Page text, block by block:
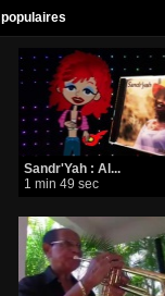
Sandr'Yah : Al...
1 min 49 sec